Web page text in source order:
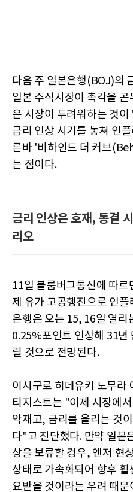
다음 주 일본은행(BOJ)의
일본 주식시장이 촉각을
은 시장이 두려워하는 것
금리 인상 시기를 놓쳐 인
른바 '비하인드 더 커브
는 점이다.
금리 인상은 호재, 동결
리오
11일 블룸버그통신에 따
제 유가 고공행진으로 인
은행은 오는 15, 16일 열리
0.25%포인트 인상해 31년
릴 것으로 전망된다.
이시구로 히데유키 노무라
티지스트는 "이제 시장에
악재고, 금리를 올리는 것
다"고 진단했다. 만약 일본
상을 보류할 경우, 엔저 현
상태로 가속화되어 향후
요받을 것이라는 우려 때